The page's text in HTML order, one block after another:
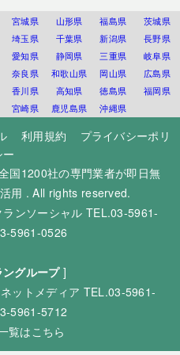
宮城県 山形県 福島県
茨城県
埼玉県 千葉県 新潟県
長野県
愛知県 静岡県 三重県
岐阜県
奈良県 和歌山県 岡山県
広島県
香川県 高知県 徳島県
福岡県
宮崎県 鹿児島県 沖縄県
利用規約
プライバシーポリ
ー
国1200社の専門業者が即日無
用 . All rights reserved.
ンソーシャル TEL.03-5961-
5961-0526
グループ]
ットメディア TEL.03-5961-
5961-5712
覧はこちら